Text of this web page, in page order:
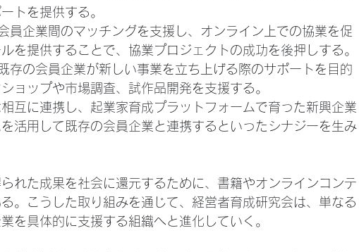
トを提供する。
員企業間のマッチングを支援し、オンライン上での協業を促
を提供することで、協業プロジェクトの成功を後押しする。
存の会員企業が新しい事業を立ち上げる際のサポートを目的
ョップや市場調査、試作品開発を支援する。
互に連携し、起業家育成プラットフォームで育った新興企業
活用して既存の会員企業と連携するといったシナジーを生み
れた成果を社会に還元するために、書籍やオンラインコンテ
。こうした取り組みを通じて、経営者育成研究会は、単なる
を具体的に支援する組織へと進化していく。